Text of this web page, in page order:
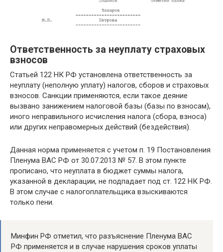
Ответственность за неуплату страховых
взносов
Статьей 122 НК РФ установлена ответственность за
неуплату (неполную уплату) налогов, сборов и страховых
взносов. Санкции применяются, если такое деяние
вызвано занижением налоговой базы (базы по взносам),
иного неправильного исчисления налога (сбора, взноса)
или других неправомерных действий (бездействия).
Данная норма применяется с учетом п. 19 Постановления
Пленума ВАС РФ от 30.07.2013 № 57. В этом пункте
прописано, что неуплата в бюджет суммы налога,
указанной в декларации, не подпадает под ст. 122 НК РФ.
В этом случае с налогоплательщика взыскиваются
только пени.
Минфин РФ отметил, что разъяснение Пленума ВАС
РФ применяется и в случае нарушения сроков уплаты